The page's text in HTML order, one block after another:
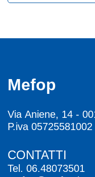
Mefop
Via Aniene, 14 -
P.iva 05725581002
CONTATTI
Tel. 06.48073501